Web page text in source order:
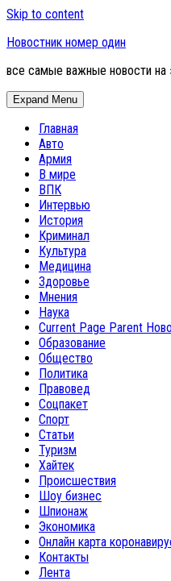
Skip to content
Новостник номер один
все самые важные новости на
Expand Menu
Главная
Авто
Армия
В мире
ВПК
Интервью
История
Криминал
Культура
Медицина
Здоровье
Мнения
Наука
Current Page Parent
Образование
Общество
Политика
Правовед
Соцпакет
Спорт
Статьи
Туризм
Хайтек
Происшествия
Шоу бизнес
Шпионаж
Экономика
Онлайн карта
Контакты
Лента